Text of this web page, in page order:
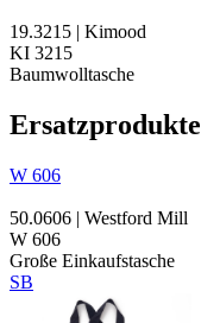
19.3215 | Kimood
KI 3215
Baumwolltasche
Ersatzprodukte
W 606
50.0606 | Westford Mill
W 606
Große Einkaufstasche
SB